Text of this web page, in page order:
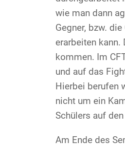
wie man dann
Gegner, bzw.
erarbeiten kann.
kommen. Im
und auf das
Hierbei berufen
nicht um ein
Schülers auf
Am Ende des